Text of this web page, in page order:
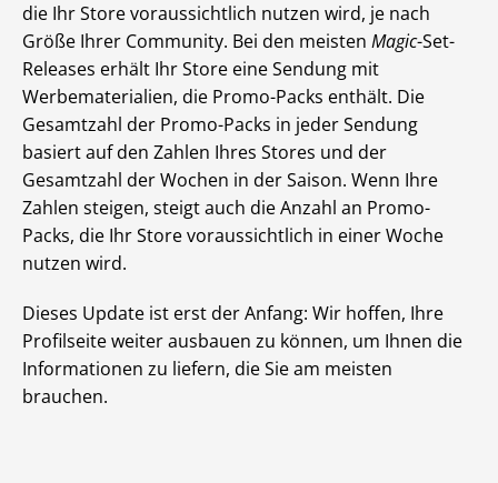
die Ihr Store voraussichtlich nutzen wird, je nach
Größe Ihrer Community. Bei den meisten Magic-Set-
Releases erhält Ihr Store eine Sendung mit
Werbematerialien, die Promo-Packs enthält. Die
Gesamtzahl der Promo-Packs in jeder Sendung
basiert auf den Zahlen Ihres Stores und der
Gesamtzahl der Wochen in der Saison. Wenn Ihre
Zahlen steigen, steigt auch die Anzahl an Promo-
Packs, die Ihr Store voraussichtlich in einer Woche
nutzen wird.
Dieses Update ist erst der Anfang: Wir hoffen, Ihre
Profilseite weiter ausbauen zu können, um Ihnen die
Informationen zu liefern, die Sie am meisten
brauchen.